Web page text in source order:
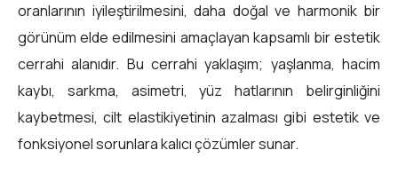
oranlarının iyileştirilmesini, daha doğal ve harmonik bir
görünüm elde edilmesini amaçlayan kapsamlı bir estetik
cerrahi alanıdır. Bu cerrahi yaklaşım; yaşlanma, hacim
kaybı, sarkma, asimetri, yüz hatlarının belirginliğini
kaybetmesi, cilt elastikiyetinin azalması gibi estetik ve
fonksiyonel sorunlara kalıcı çözümler sunar.